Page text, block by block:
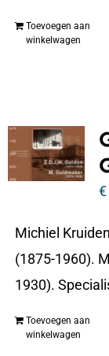
Toevoegen aan
winkelwagen
€
Michiel
(1875-1960).
1930).
Toevoegen aan
winkelwagen